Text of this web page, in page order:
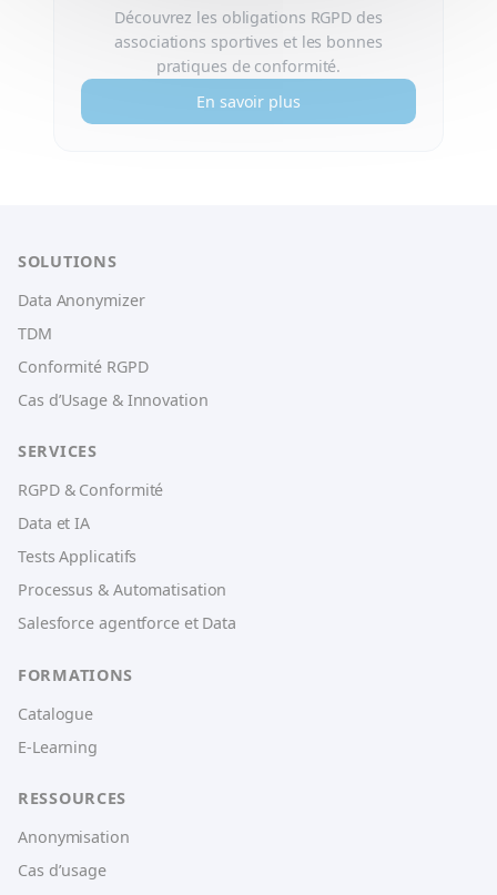
Découvrez les obligations RGPD des
associations sportives et les bonnes
pratiques de conformité.
En savoir plus
SOLUTIONS
Data Anonymizer
TDM
Conformité RGPD
Cas d’Usage & Innovation
SERVICES
RGPD & Conformité
Data et IA
Tests Applicatifs
Processus & Automatisation
Salesforce agentforce et Data
FORMATIONS
Catalogue
E-Learning
RESSOURCES
Anonymisation
Cas d’usage